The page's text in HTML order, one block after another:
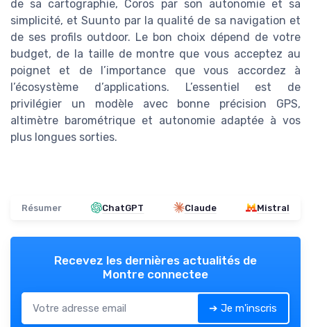
de sa cartographie, Coros par son autonomie et sa
simplicité, et Suunto par la qualité de sa navigation et
de ses profils outdoor. Le bon choix dépend de votre
budget, de la taille de montre que vous acceptez au
poignet et de l’importance que vous accordez à
l’écosystème d’applications. L’essentiel est de
privilégier un modèle avec bonne précision GPS,
altimètre barométrique et autonomie adaptée à vos
plus longues sorties.
Résumer ChatGPT Claude Mistral
Recevez les dernières actualités de
Montre connectee
➔ Je m'inscris